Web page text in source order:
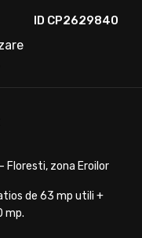
ID CP2629840
Floresti, zona Eroilor
de 63 mp utili +
mp.